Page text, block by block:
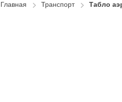
Главная Транспорт Табло